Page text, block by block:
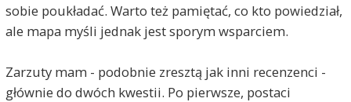
sobie poukładać. Warto też pamiętać, co kto powiedział,
ale mapa myśli jednak jest sporym wsparciem.
Zarzuty mam - podobnie zresztą jak inni recenzenci -
głównie do dwóch kwestii. Po pierwsze, postaci